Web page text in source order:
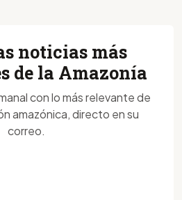
noticias más
de la Amazonía
con lo más relevante de
amazónica, directo en su
correo.